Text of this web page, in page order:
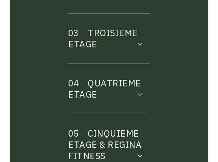
03
TROISIEME
ETAGE
04
QUATRIEME
ETAGE
05
CINQUIEME
ETAGE & REGINA
FITNESS